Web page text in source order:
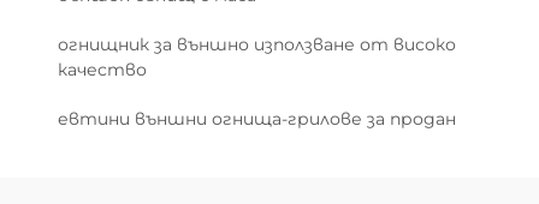
огнищник за външно използване от високо
качество
евтини външни огнища-грилове за продан